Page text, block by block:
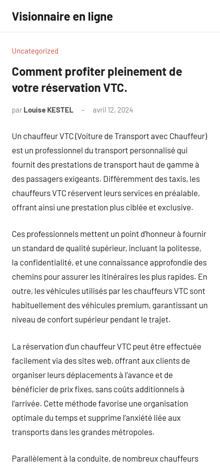
contenu
Visionnaire en ligne
Uncategorized
Comment profiter pleinement de
votre réservation VTC.
par Louise KESTEL avril 12, 2024
Un chauffeur VTC (Voiture de Transport avec Chauffeur)
est un professionnel du transport personnalisé qui
fournit des prestations de transport haut de gamme à
des passagers exigeants. Différemment des taxis, les
chauffeurs VTC réservent leurs services en préalable,
offrant ainsi une prestation plus ciblée et exclusive.
Ces professionnels mettent un point d’honneur à fournir
un standard de qualité supérieur, incluant la politesse,
la confidentialité, et une connaissance approfondie des
chemins pour assurer les itinéraires les plus rapides. En
outre, les véhicules utilisés par les chauffeurs VTC sont
habituellement des véhicules premium, garantissant un
niveau de confort supérieur pendant le trajet.
La réservation d’un chauffeur VTC peut être effectuée
facilement via des sites web, offrant aux clients de
organiser leurs déplacements à l’avance et de
bénéficier de prix fixes, sans coûts additionnels à
l’arrivée. Cette méthode favorise une organisation
optimale du temps et supprime l’anxiété liée aux
transports dans les grandes métropoles.
Parallèlement à la conduite, de nombreux chauffeurs